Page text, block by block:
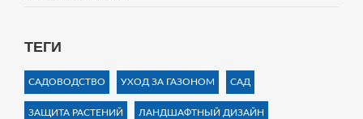
ТЕГИ
САДОВОДСТВО УХОД ЗА ГАЗОНОМ САД
ЗАЩИТА РАСТЕНИЙ ЛАНДШАФТНЫЙ ДИЗАЙН